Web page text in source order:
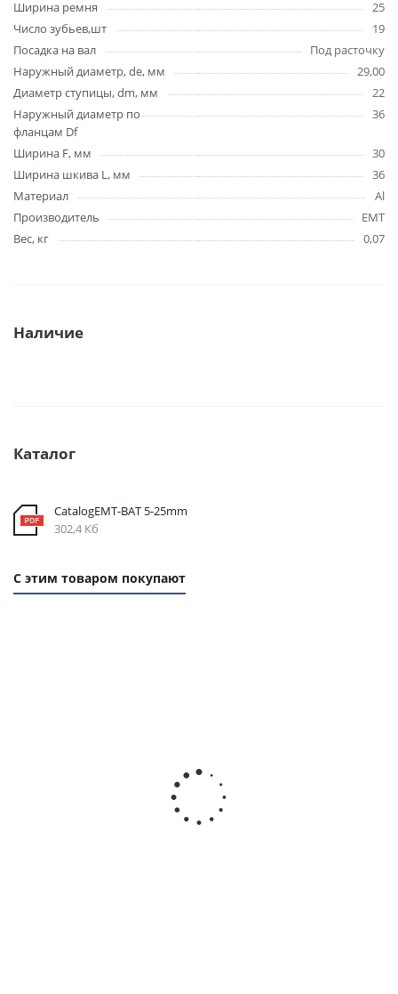
Ширина ремня
25
Число зубьев,шт
19
Посадка на вал
Под расточку
Наружный диаметр, de, мм
29,00
Диаметр ступицы, dm, мм
22
Наружный диаметр по
фланцам Df
36
Ширина F, мм
30
Ширина шкива L, мм
36
Материал
Al
Производитель
EMT
Вес, кг
0,07
Наличие
Каталог
CatalogEMT-ВАТ 5-25mm
302,4 Кб
С этим товаром покупают
открытый PU, AT5 25 PAZ,